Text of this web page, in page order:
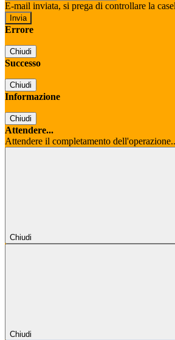
E-mail inviata, si prega di controllare la
Errore
Chiudi
Successo
Chiudi
Informazione
Chiudi
Attendere...
Attendere il completamento
Chiudi
Chiudi